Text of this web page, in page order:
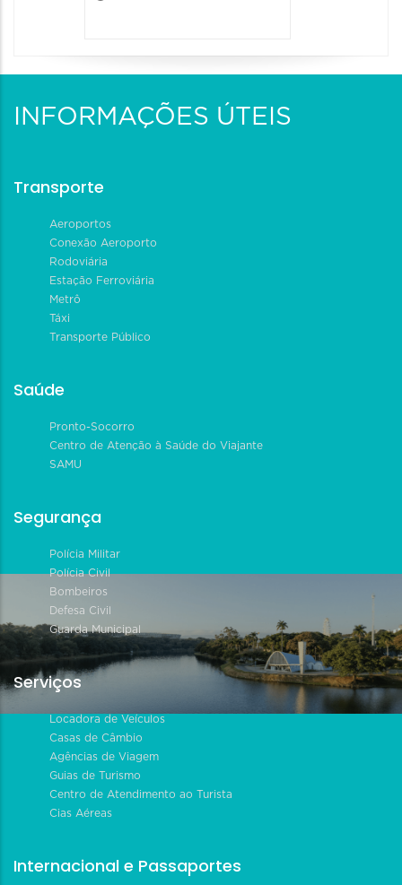
INFORMAÇÕES ÚTEIS
Transporte
Aeroportos
Conexão Aeroporto
Rodoviária
Estação Ferroviária
Metrô
Táxi
Transporte Público
Saúde
Pronto-Socorro
Centro de Atenção à Saúde do Viajante
SAMU
Segurança
Polícia Militar
Polícia Civil
Bombeiros
Defesa Civil
Guarda Municipal
Serviços
Locadora de Veículos
Casas de Câmbio
Agências de Viagem
Guias de Turismo
Centro de Atendimento ao Turista
Cias Aéreas
Internacional e Passaportes